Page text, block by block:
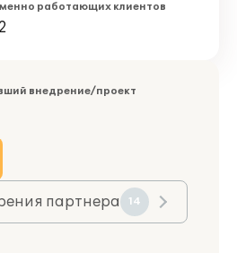
работающих клиентов
внедрение/проект
партнера 14